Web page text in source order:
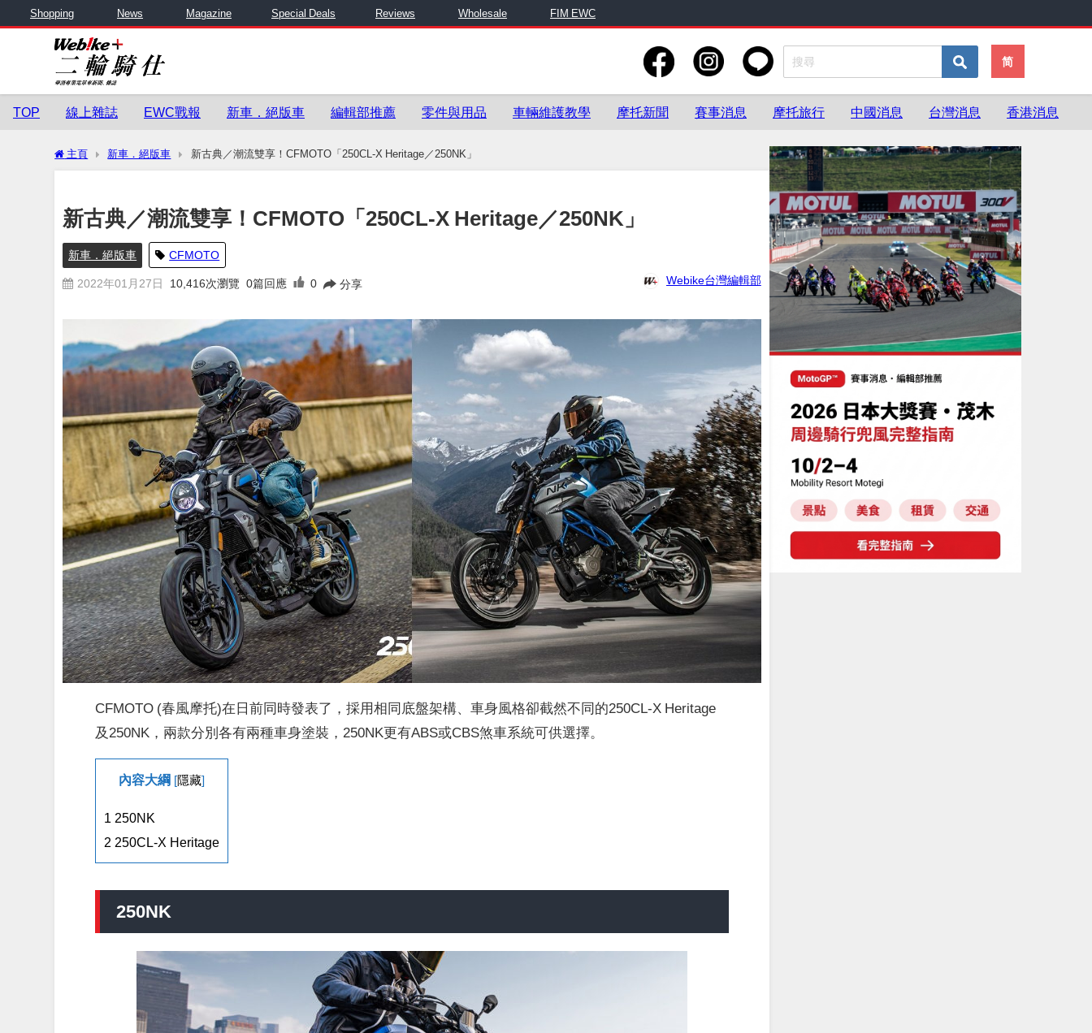
Shopping News Magazine Special Deals Reviews Wholesale FIM EWC
简
TOP 線上雜誌 EWC戰報 新車．絕版車 編輯部推薦 零件與用品 車輛維護教學 摩托新聞 賽事消息 摩托旅行 中國消息 台灣消息 香港消息
主頁 新車．絕版車 新古典／潮流雙享！CFMOTO「250CL-X Heritage／250NK」
新古典／潮流雙享！CFMOTO「250CL-X Heritage／250NK」
新車．絕版車 CFMOTO
2022年01月27日 10,416次瀏覽 0篇回應 0 分享 Webike台灣編輯部
CFMOTO (春風摩托)在日前同時發表了，採用相同底盤架構、車身風格卻截然不同的250CL-X Heritage
及250NK，兩款分別各有兩種車身塗裝，250NK更有ABS或CBS煞車系統可供選擇。
內容大綱 隱藏
1 250NK
2 250CL-X Heritage
250NK